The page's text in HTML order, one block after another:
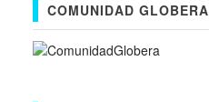
COMUNIDAD GLOBERA